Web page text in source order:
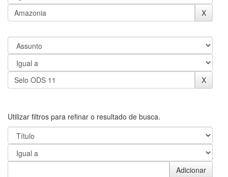
Utilizar filtros para refinar o resultado de busca.